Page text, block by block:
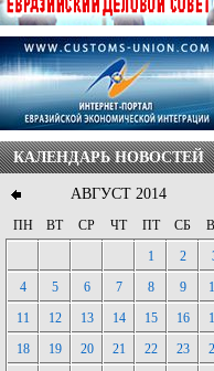
КАЛЕНДАРЬ НОВОСТЕЙ
АВГУСТ 2014
ПН ВТ СР ЧТ ПТ СБ
1
2
4
5 6 7 8 9
11
12 13 14 15 16
18
19 20 21 22 23